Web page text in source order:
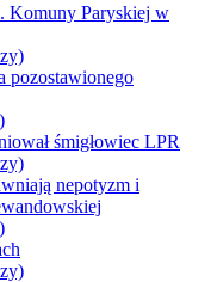
Komuny Paryskiej w
pozostawionego
śmigłowiec LPR
nepotyzm i